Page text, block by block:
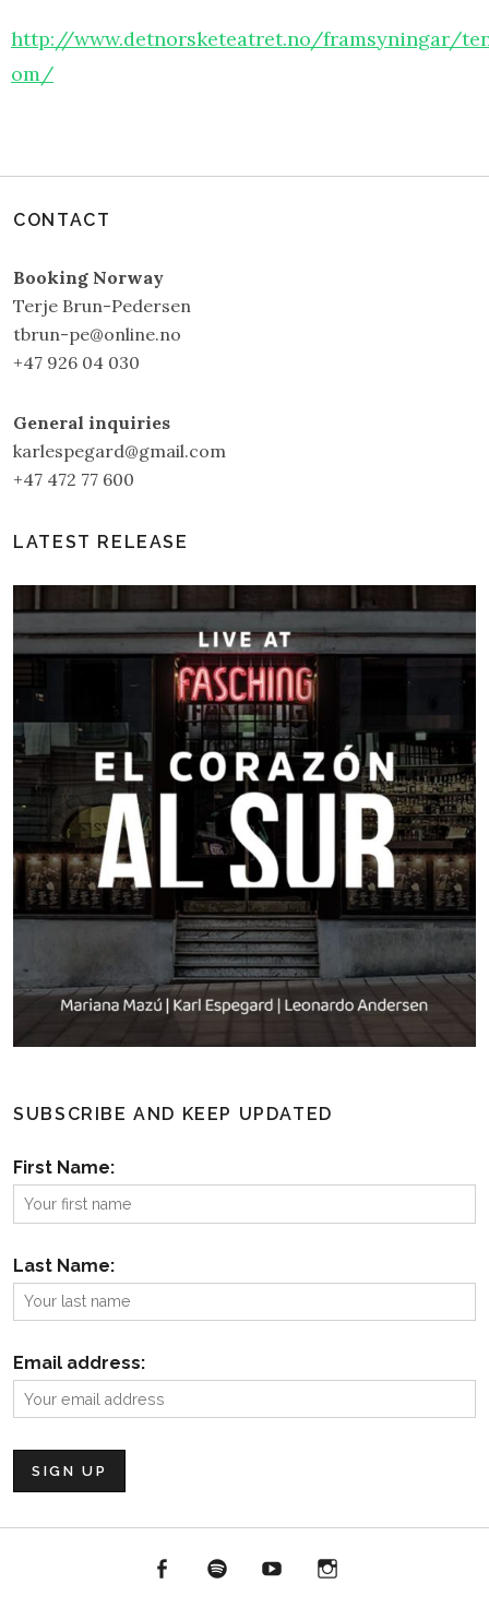
http://www.detnorsketeatret.no/framsyningar/
om/
CONTACT
Booking Norway
Terje Brun-Pedersen
tbrun-pe@online.no
+47 926 04 030
General inquiries
karlespegard@gmail.com
+47 472 77 600
LATEST RELEASE
SUBSCRIBE AND KEEP UPDATED
First Name:
Last Name:
Email address:
FacebookSpotify YouTube